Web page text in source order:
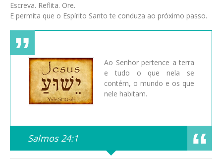
Escreva. Reflita. Ore.
E permita que o Espírito Santo te conduza ao próximo passo.
Ao Senhor pertence a terra
e tudo o que nela se
contém, o mundo e os que
nele habitam.
Salmos 24:1